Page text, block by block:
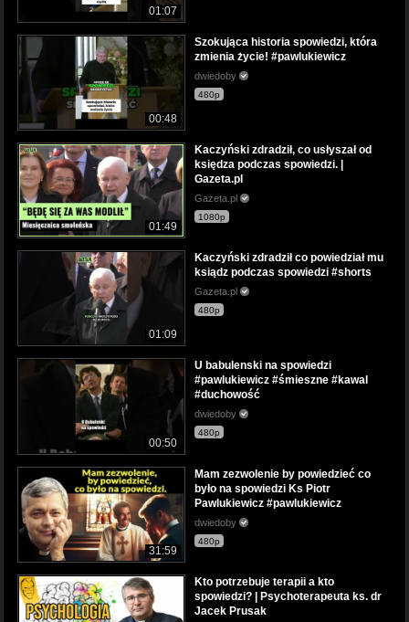
01:07
00:48
Szokująca historia spowiedzi, która
zmienia życie! #pawlukiewicz
dwiedoby
480p
01:49
Kaczyński zdradził, co usłyszał od
księdza podczas spowiedzi. |
Gazeta.pl
Gazeta.pl
1080p
01:09
Kaczyński zdradził co powiedział mu
ksiądz podczas spowiedzi #shorts
Gazeta.pl
480p
00:50
U babulenski na spowiedzi
#pawlukiewicz #śmieszne #kawal
#duchowość
dwiedoby
480p
31:59
Mam zezwolenie by powiedzieć co
było na spowiedzi Ks Piotr
Pawlukiewicz #pawlukiewicz
dwiedoby
480p
Kto potrzebuje terapii a kto
spowiedzi? | Psychoterapeuta ks. dr
Jacek Prusak